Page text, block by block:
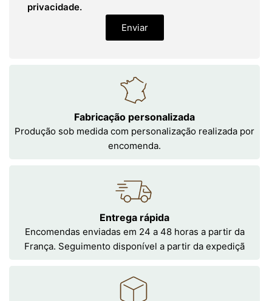
privacidade.
Enviar
Fabricação personalizada
Produção sob medida com personalização realizada por
encomenda.
Entrega rápida
Encomendas enviadas em 24 a 48 horas a partir da
França. Seguimento disponível a partir da expediçã